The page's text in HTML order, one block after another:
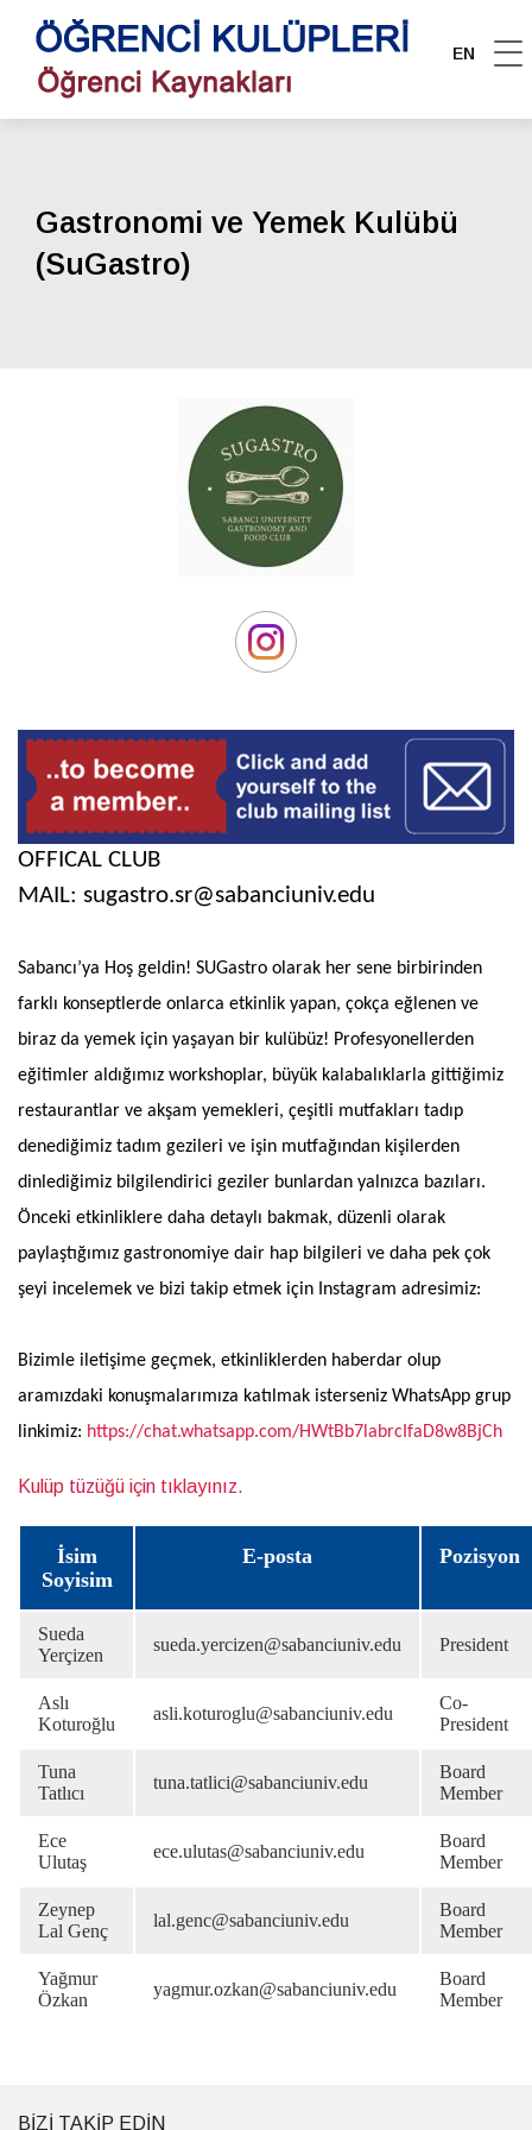
EN
Gastronomi ve Yemek Kulübü
(SuGastro)
OFFICAL CLUB
MAIL: sugastro.sr@sabanciuniv.edu
Sabancı’ya Hoş geldin! SUGastro olarak her sene birbirinden
farklı konseptlerde onlarca etkinlik yapan, çokça eğlenen ve
biraz da yemek için yaşayan bir kulübüz! Profesyonellerden
eğitimler aldığımız workshoplar, büyük kalabalıklarla gittiğimiz
restaurantlar ve akşam yemekleri, çeşitli mutfakları tadıp
denediğimiz tadım gezileri ve işin mutfağından kişilerden
dinlediğimiz bilgilendirici geziler bunlardan yalnızca bazıları.
Önceki etkinliklere daha detaylı bakmak, düzenli olarak
paylaştığımız gastronomiye dair hap bilgileri ve daha pek çok
şeyi incelemek ve bizi takip etmek için Instagram adresimiz:
Bizimle iletişime geçmek, etkinliklerden haberdar olup
aramızdaki konuşmalarımıza katılmak isterseniz WhatsApp grup
linkimiz: https://chat.whatsapp.com/HWtBb7labrcIfaD8w8BjCh
Kulüp tüzüğü için tıklayınız.
İsim
Soyisim
E-posta Pozisyon
Sueda
Yerçizen
sueda.yercizen@sabanciuniv.edu President
Aslı
Koturoğlu
asli.koturoglu@sabanciuniv.edu
Co-
President
Tuna
Tatlıcı
tuna.tatlici@sabanciuniv.edu
Board
Member
Ece
Ulutaş
ece.ulutas@sabanciuniv.edu
Board
Member
Zeynep
Lal Genç
lal.genc@sabanciuniv.edu
Board
Member
Yağmur
Özkan
yagmur.ozkan@sabanciuniv.edu
Board
Member
BİZİ TAKİP EDİN